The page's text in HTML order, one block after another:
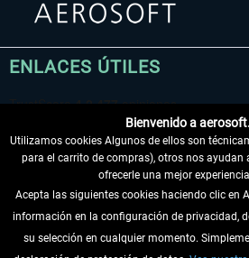
ENLACES ÚTILES
DESISTIR DEL CONTRATO
Bienvenido a
Utilizamos cookies Algunos de ellos son
para el carrito de compras), otros nos ayudan
ofrecerle una mejor
Acepta las siguientes cookies haciendo clic en
información en la configuración de privacidad,
su selección en cualquier momento.